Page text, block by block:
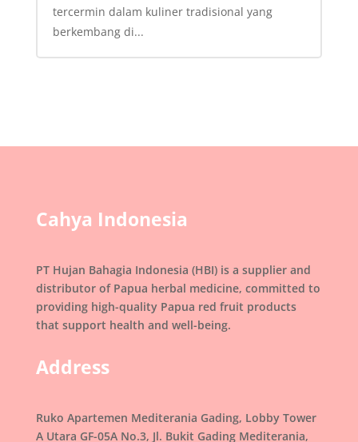
tercermin dalam kuliner tradisional yang
berkembang di...
Cahya Indonesia
PT Hujan Bahagia Indonesia (HBI) is a supplier and
distributor of Papua herbal medicine, committed to
providing high-quality Papua red fruit products
that support health and well-being.
Address
Ruko Apartemen Mediterania Gading, Lobby Tower
A Utara GF-05A No.3, Jl. Bukit Gading Mediterania,